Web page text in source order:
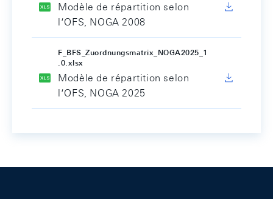
Modèle de répartition selon
l‘OFS, NOGA 2008
F_BFS_Zuordnungsmatrix_NOGA2025_1
.0.xlsx
Modèle de répartition selon
l‘OFS, NOGA 2025